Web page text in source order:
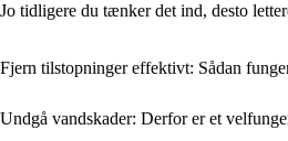
Jo tidligere du tænker det ind, desto
Fjern tilstopninger effektivt: Sådan
Undgå vandskader: Derfor er et